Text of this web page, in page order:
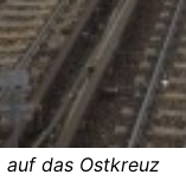
das Ostkreuz